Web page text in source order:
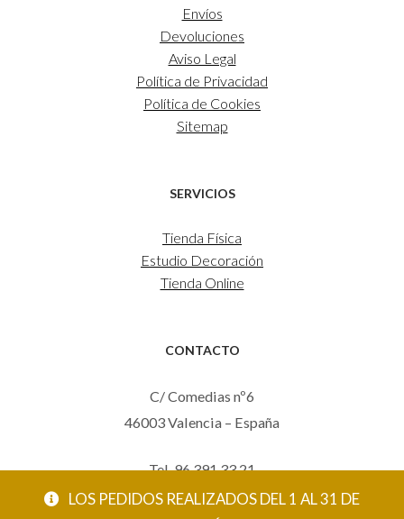
LOS PEDIDOS REALIZADOS DEL 1 AL 31 DE
Envíos
Devoluciones
Aviso Legal
Política de Privacidad
Política de Cookies
Sitemap
SERVICIOS
Tienda Física
Estudio Decoración
Tienda Online
CONTACTO
C/ Comedias nº6
46003 Valencia – España
Tel. 96 391 33 21
Mov. 620 123 461